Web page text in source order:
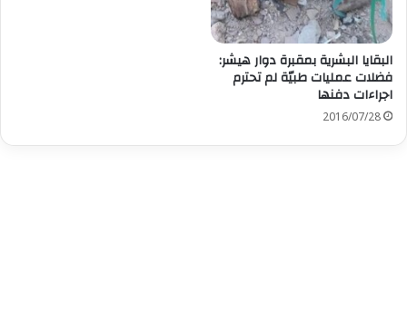
البقايا البشرية بمقبرة دوار هيشر:
فضلات عمليات طبيّة لم تحترم
اجراءات دفنها
2016/07/28